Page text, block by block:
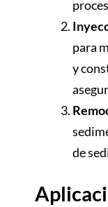
para
y
de